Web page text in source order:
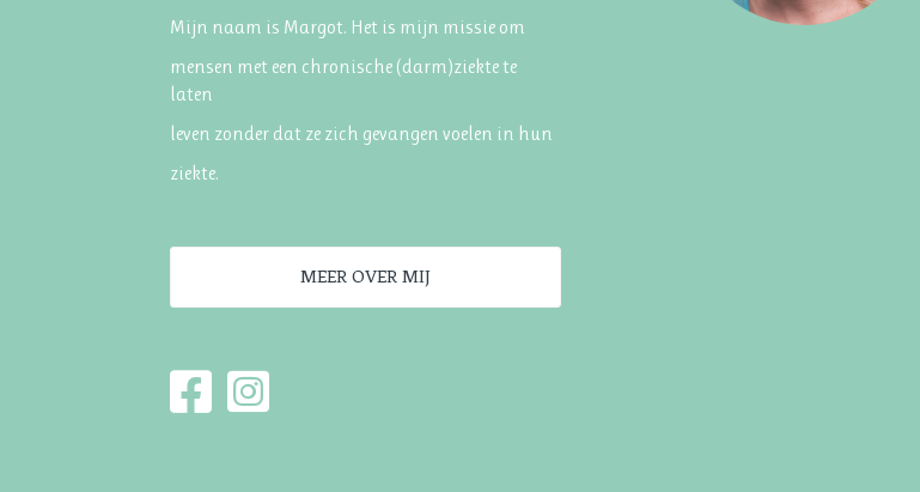
Mijn naam is Margot. Het is mijn missie om
mensen met een chronische (darm)ziekte te
laten
leven zonder dat ze zich gevangen voelen in hun
ziekte.
MEER OVER MIJ